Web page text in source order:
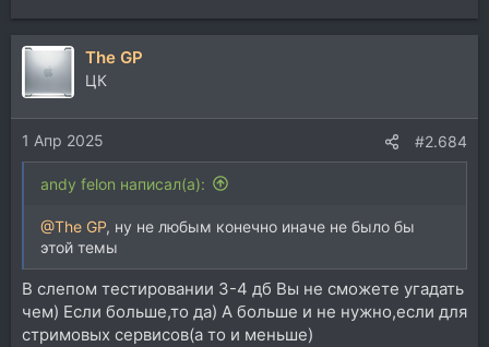
The GP
ЦК
1 Апр 2025 #2.684
andy felon написал(а):
@The GP, ну не любым конечно иначе не было бы
этой темы
В слепом тестировании 3-4 дб Вы не сможете угадать
чем) Если больше,то да) А больше и не нужно,если для
стримовых сервисов(а то и меньше)